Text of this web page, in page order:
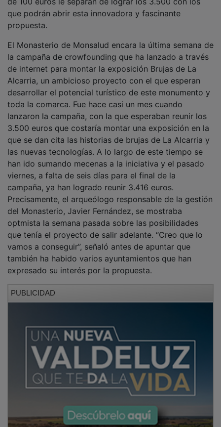
que podrán abrir esta innovadora y fascinante
propuesta.
la campaña de crowfounding que ha lanzado a través
de internet para montar la exposición Brujas de La
Alcarria, un ambicioso proyecto con el que esperan
desarrollar el potencial turístico de este monumento y
toda la comarca. Fue hace casi un mes cuando
lanzaron la campaña, con la que esperaban reunir los
3.500 euros que costaría montar una exposición en la
que se dan cita las historias de brujas de La Alcarria y
las nuevas tecnologías. A lo largo de este tiempo se
han ido sumando mecenas a la iniciativa y el pasado
viernes, a falta de seis días para el final de la
campaña, ya han logrado reunir 3.416 euros.
Precisamente, el arqueólogo responsable de la gestión
del Monasterio, Javier Fernández, se mostraba
optmista la semana pasada sobre las posibilidades
que tenía el proyecto de salir adelante. “Creo que lo
vamos a conseguir”, señaló antes de apuntar que
también ha habido varios ayuntamientos que han
expresado su interés por la propuesta.